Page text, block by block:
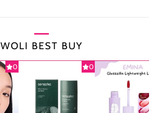
WOLI BEST BUY
0 0